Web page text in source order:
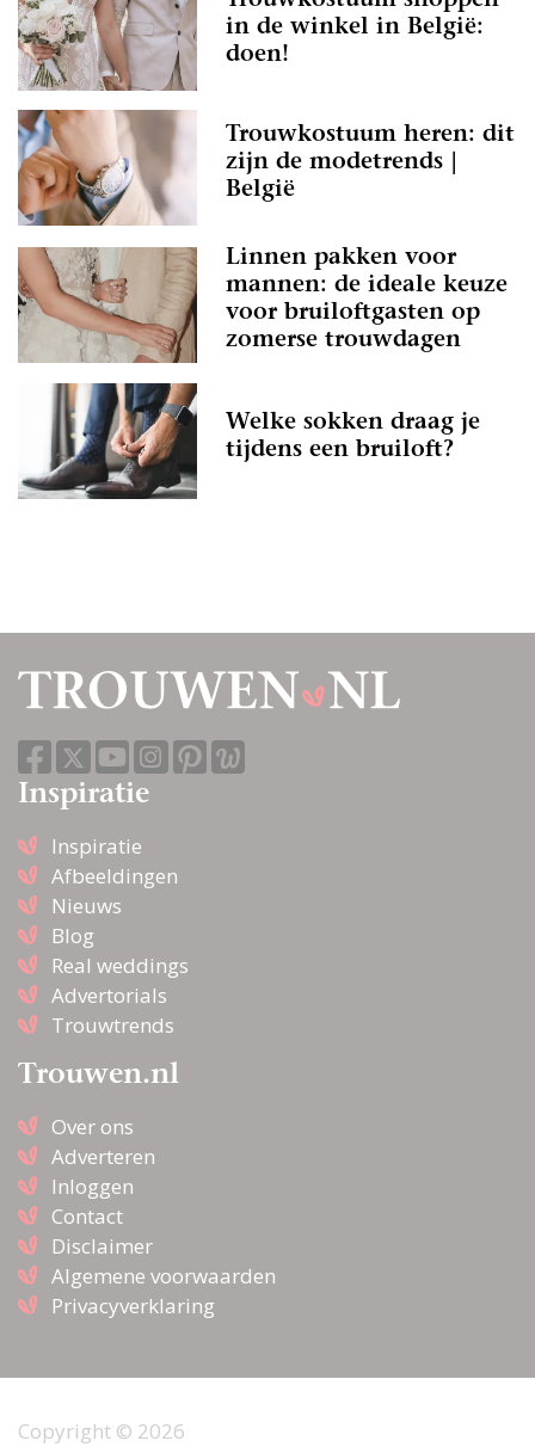
in de winkel in België:
doen!
Trouwkostuum heren: dit
zijn de modetrends |
België
Linnen pakken voor
mannen: de ideale keuze
voor bruiloftgasten op
zomerse trouwdagen
Welke sokken draag je
tijdens een bruiloft?
Inspiratie
Inspiratie
Afbeeldingen
Nieuws
Blog
Real weddings
Advertorials
Trouwtrends
Trouwen.nl
Over ons
Adverteren
Inloggen
Contact
Disclaimer
Algemene voorwaarden
Privacyverklaring
Copyright © 2026